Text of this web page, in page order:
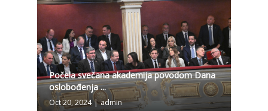
Počela svečana akademija povodom Dana
oslobođenja ...
Oct 20, 2024 | admin